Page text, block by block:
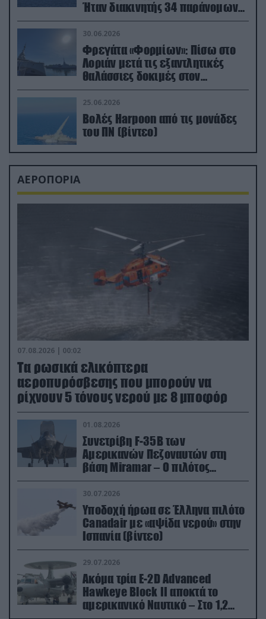
Ήταν διακινητής 34 παράνομων
μεταναστών
30.06.2026
Φρεγάτα «Φορμίων»: Πίσω στο
Λοριάν μετά τις εξαντλητικές
θαλάσσιες δοκιμές στον
απαιτητικό Βισκαϊκό
25.06.2026
Βολές Harpoon από τις μονάδες
του ΠΝ (βίντεο)
ΑΕΡΟΠΟΡΙΑ
07.08.2026 | 00:02
Τα ρωσικά ελικόπτερα
αεροπυρόσβεσης που μπορούν να
ρίχνουν 5 τόνους νερού με 8 μποφόρ
01.08.2026
Συνετρίβη F-35B των
Αμερικανών Πεζοναυτών στη
βάση Miramar – Ο πιλότος
εκτινάχθηκε εγκαίρως
30.07.2026
Υποδοχή ήρωα σε Έλληνα πιλότο
Canadair με «αψίδα νερού» στην
Ισπανία (βίντεο)
29.07.2026
Ακόμα τρία E-2D Advanced
Hawkeye Block II αποκτά το
αμερικανικό Ναυτικό – Στο 1,2